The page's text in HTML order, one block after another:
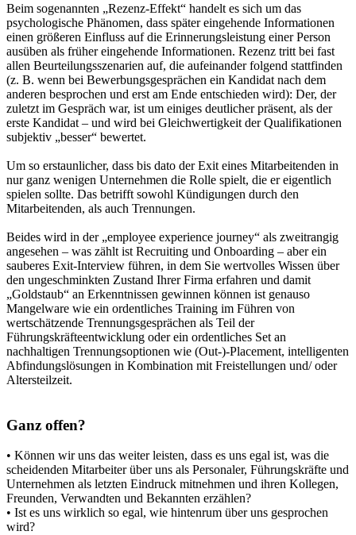
Beim sogenannten „Rezenz-Effekt“ handelt es sich um das
psychologische Phänomen, dass später eingehende Informationen
einen größeren Einfluss auf die Erinnerungsleistung einer Person
ausüben als früher eingehende Informationen. Rezenz tritt bei fast
allen Beurteilungsszenarien auf, die aufeinander folgend stattfinden
(z. B. wenn bei Bewerbungsgesprächen ein Kandidat nach dem
anderen besprochen und erst am Ende entschieden wird): Der, der
zuletzt im Gespräch war, ist um einiges deutlicher präsent, als der
erste Kandidat – und wird bei Gleichwertigkeit der Qualifikationen
subjektiv „besser“ bewertet.
Um so erstaunlicher, dass bis dato der Exit eines Mitarbeitenden in
nur ganz wenigen Unternehmen die Rolle spielt, die er eigentlich
spielen sollte. Das betrifft sowohl Kündigungen durch den
Mitarbeitenden, als auch Trennungen.
Beides wird in der „employee experience journey“ als zweitrangig
angesehen – was zählt ist Recruiting und Onboarding – aber ein
sauberes Exit-Interview führen, in dem Sie wertvolles Wissen über
den ungeschminkten Zustand Ihrer Firma erfahren und damit
„Goldstaub“ an Erkenntnissen gewinnen können ist genauso
Mangelware wie ein ordentliches Training im Führen von
wertschätzende Trennungsgesprächen als Teil der
Führungskräfteentwicklung oder ein ordentliches Set an
nachhaltigen Trennungsoptionen wie (Out-)-Placement, intelligenten
Abfindungslösungen in Kombination mit Freistellungen und/ oder
Altersteilzeit.
Ganz offen?
• Können wir uns das weiter leisten, dass es uns egal ist, was die
scheidenden Mitarbeiter über uns als Personaler, Führungskräfte und
Unternehmen als letzten Eindruck mitnehmen und ihren Kollegen,
Freunden, Verwandten und Bekannten erzählen?
• Ist es uns wirklich so egal, wie hintenrum über uns gesprochen
wird?